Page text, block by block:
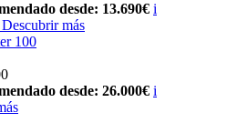
desde: 13.690€ i
Descubrir más
100
desde: 26.000€ i